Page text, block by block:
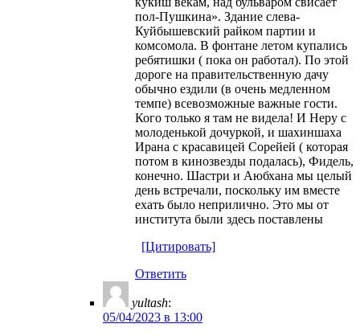
пол-Пушкина». Здание слева-
Куйбышевский райком партии и
комсомола. В фонтане летом купались
ребятишки ( пока он работал). По этой
дороге на правительственную дачу
обычно ездили (в очень медленном
темпе) всевозможные важные гости.
Кого только я там не видела! И Неру с
молоденькой дочуркой, и шахиншаха
Ирана с красавицей Сорейей ( которая
потом в кинозвезды подалась), Фидель,
конечно. Шастри и Аюбхана мы целый
день встречали, поскольку им вместе
ехать было неприлично. Это мы от
института были здесь поставлены
[Цитировать]
Ответить
yultash:
05/04/2023 в 13:00